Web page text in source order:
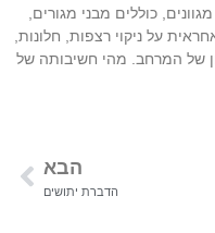
כוללים מבני מגורים,
על ניקוי רצפות, חלונות,
של המרחב. מהי חשיבותה של
הבא
הדברת יתושים